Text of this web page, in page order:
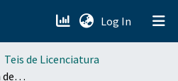
Log In (current)
Teis de Licenciatura
Estudio de una solución decapante para arseniuro de galio (GaAs) en sus diferentes direcciones cristalográficas